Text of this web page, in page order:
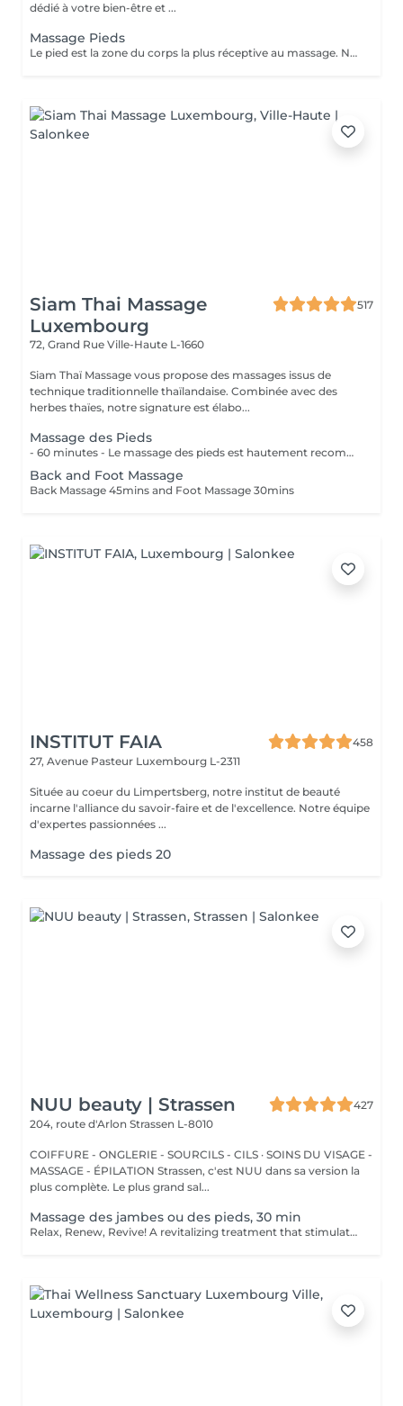
dédié à votre bien-être et ...
Massage Pieds
Le pied est la zone du corps la plus réceptive au massage. Nous n'y pensons pas assez mais les pieds sont une partie très importante du corps et nécessitent un soin tout particulier ! Supportant toute la charge pondérale ainsi que les agressions extérieures, nos pieds sont fortement sollicités. Les massages des pieds sont donc conseillés et très favorables à notre bien-être général.
Siam Thai Massage
Luxembourg
517
72, Grand Rue Ville-Haute L-1660
Siam Thaï Massage vous propose des massages issus de
technique traditionnelle thaïlandaise. Combinée avec des
herbes thaïes, notre signature est élabo...
Massage des Pieds
- 60 minutes - Le massage des pieds est hautement recommandé pour ceux qui ont les pieds et les jambes fatiguées. Soulage le stress et stimule la circulation du corps, des maux tels que la fatigue, les niveaux de basse énergie, les pointes de douleurs peuvent être aussi soulagés par des points de pressions.
Back and Foot Massage
Back Massage 45mins and Foot Massage 30mins
INSTITUT FAIA
458
27, Avenue Pasteur Luxembourg L-2311
Située au coeur du Limpertsberg, notre institut de beauté
incarne l'alliance du savoir-faire et de l'excellence. Notre équipe
d'expertes passionnées ...
Massage des pieds 20
NUU beauty | Strassen
427
204, route d'Arlon Strassen L-8010
COIFFURE - ONGLERIE - SOURCILS - CILS · SOINS DU VISAGE -
MASSAGE - ÉPILATION Strassen, c'est NUU dans sa version la
plus complète. Le plus grand sal...
Massage des jambes ou des pieds, 30 min
Relax, Renew, Revive! A revitalizing treatment that stimulates circulation, reduces fluid retention, and relieves muscle fatigue. Ideal for clients who spend long hours standing, exercising, or traveling. Light or firm pressure can be tailored to your needs. Age restrictions: there are no age restrictions for this procedure. Post procedure recommendations: do not do sport and any sharp movements for 2-3 hours after the procedure. Frequency: 1-2 times per week, 10 times in total. Repeat once in 3-6 months.